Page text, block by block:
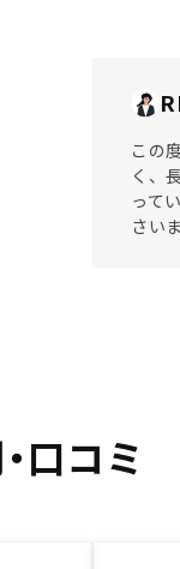
この
く、
って
さい
口コミ